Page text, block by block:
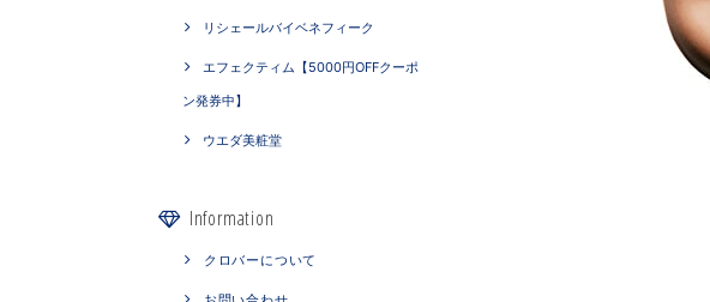
リシェールバイベネフィーク
エフェクティム【5000円OFFクーポ
ン発券中】
ウエダ美粧堂
Information
クロバーについて